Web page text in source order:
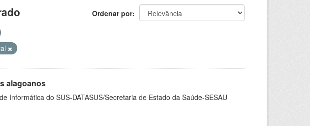
Ordenar por
alagoanos
Informática do SUS-DATASUS/Secretaria de Estado da Saúde-SESAU